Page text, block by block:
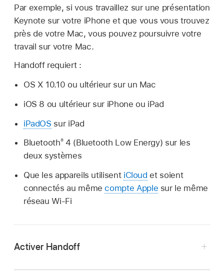
Par exemple, si vous travaillez sur une présentation
Keynote sur votre iPhone et que vous vous trouvez
près de votre Mac, vous pouvez poursuivre votre
travail sur votre Mac.
Handoff requiert :
OS X 10.10 ou ultérieur sur un Mac
iOS 8 ou ultérieur sur iPhone ou iPad
iPadOS sur iPad
Bluetooth®4 (Bluetooth Low Energy) sur les
deux systèmes
Que les appareils utilisent iCloud et soient
connectés au mêmecompte Apple sur le même
réseau Wi-Fi
Activer Handoff